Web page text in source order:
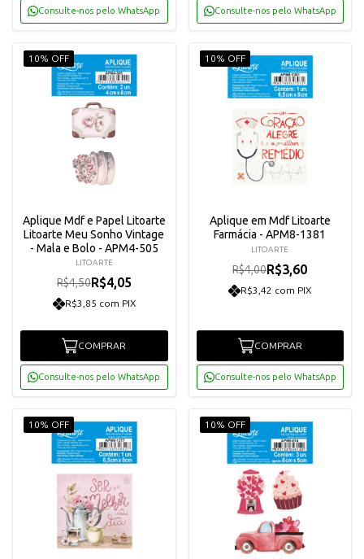
Consulte-nos pelo WhatsApp Consulte-nos pelo WhatsApp
10% OFF
Aplique Mdf e Papel Litoarte
Litoarte Meu Sonho Vintage
- Mala e Bolo - APM4-505
LITOARTE
R$4,50R$4,05
R$3,85 com PIX
COMPRAR
Consulte-nos pelo WhatsApp
10% OFF
Aplique em Mdf Litoarte
Farmácia - APM8-1381
LITOARTE
R$4,00R$3,60
R$3,42 com PIX
COMPRAR
Consulte-nos pelo WhatsApp
10% OFF 10% OFF